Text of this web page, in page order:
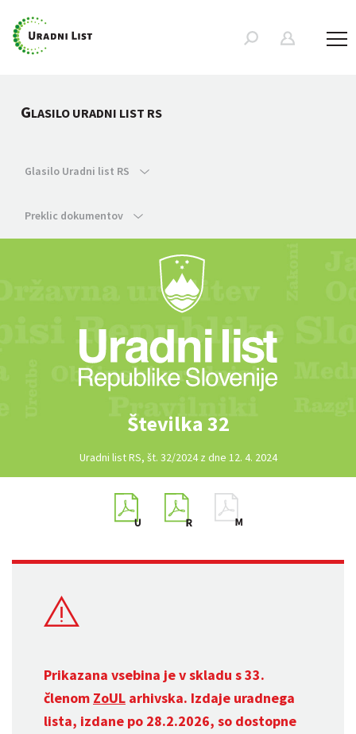
GLASILO URADNI LIST RS
Glasilo Uradni list RS
Preklic dokumentov
Številka 32
Uradni list RS, št. 32/2024 z dne 12. 4. 2024
Prikazana vsebina je v skladu s 33.
členom ZoUL arhivska. Izdaje uradnega
lista, izdane po 28.2.2026, so dostopne